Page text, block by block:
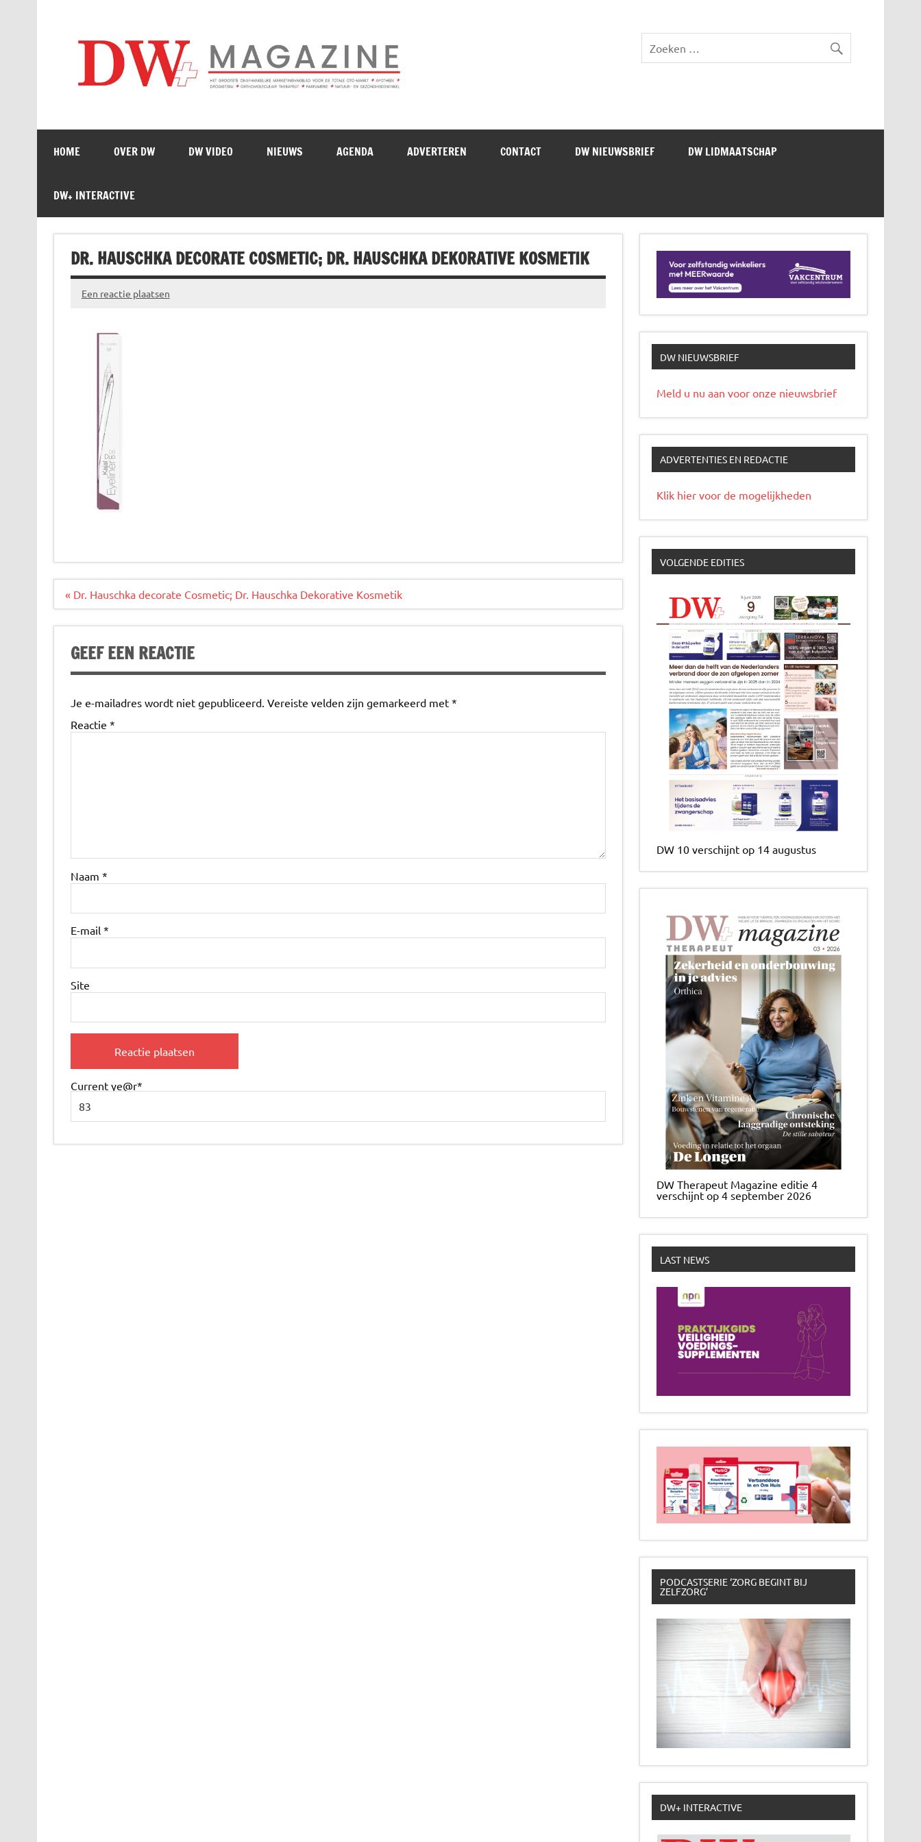
Drogistenweekblad DW Magazine
HOME OVER DW DW VIDEO NIEUWS AGENDA ADVERTEREN CONTACT DW NIEUWSBRIEF DW LIDMAATSCHAP
DW+ INTERACTIVE
DR. HAUSCHKA DECORATE COSMETIC; DR. HAUSCHKA DEKORATIVE KOSMETIK
Een reactie plaatsen
Bericht
« Dr. Hauschka decorate Cosmetic; Dr. Hauschka Dekorative Kosmetik
GEEF EEN REACTIE
Je e-mailadres wordt niet gepubliceerd. Vereiste velden zijn gemarkeerd met *
Reactie *
Naam *
E-mail *
Site
Current ye@r*
DW NIEUWSBRIEF
Meld u nu aan voor onze nieuwsbrief
ADVERTENTIES EN REDACTIE
Klik hier voor de mogelijkheden
VOLGENDE EDITIES
DW 10 verschijnt op 14 augustus
DW Therapeut Magazine editie 4
verschijnt op 4 september 2026
LAST NEWS
PODCASTSERIE ‘ZORG BEGINT BIJ
ZELFZORG’
DW+ INTERACTIVE